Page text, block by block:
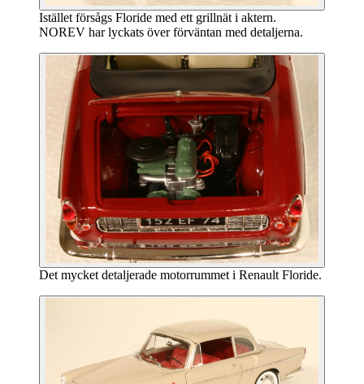
Istället försågs Floride med ett grillnät i aktern.
NOREV har lyckats över förväntan med detaljerna.
Det mycket detaljerade motorrummet i Renault Floride.